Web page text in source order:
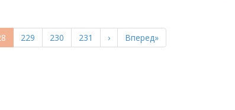
Page
229 Page
230 Page
231
Наступна
сторінка
›
Остання
сторінка
Вперед»